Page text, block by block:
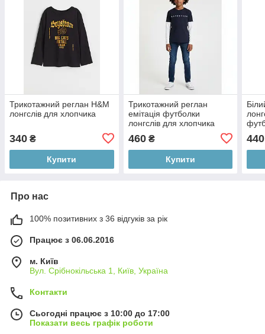
Трикотажний реглан H&M
лонгслів для хлопчика
340 ₴
Купити
Трикотажний реглан
емітація футболки
лонгслів для хлопчика
460₴
Купити
440
Про нас
100% позитивних з 36 відгуків за рік
Працює з 06.06.2016
м. Київ
Вул. Срібнокільська 1, Київ, Україна
Контакти
Сьогодні працює з 10:00 до 17:00
Показати весь графік роботи